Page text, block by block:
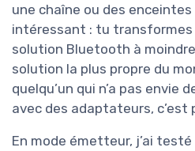
une chaîne ou des enceintes
intéressant : tu
solution Bluetooth à
solution la plus propre du
quelqu’un qui n’a pas envie
avec des adaptateurs, c’est
En mode émetteur, j’ai